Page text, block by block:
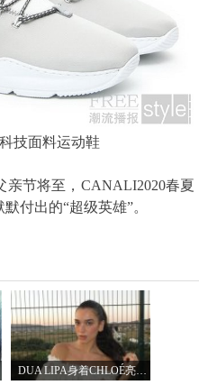
技面料运动鞋
节将至，CANALI2020春夏
付出的“超级英雄”。
DUA LIPA身着CHLOÉ亮相 2026 SUNNY HILL 音乐节